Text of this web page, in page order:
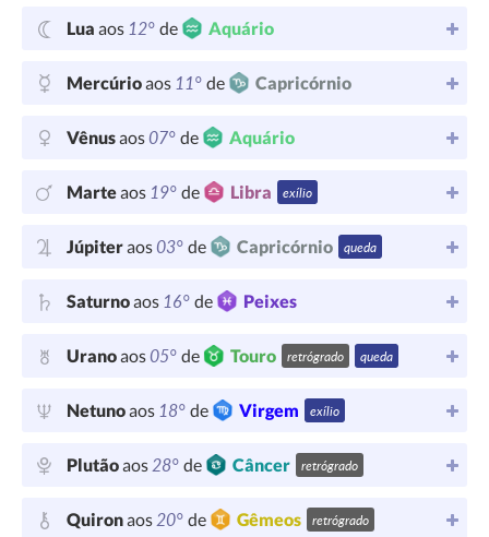
Lua aos 12° de Aquário
Mercúrioaos 11° de Capricórnio
Vênusaos07° de Aquário
Marteaos 19° de Libra exílio
Júpiteraos03° de Capricórnio queda
Saturnoaos 16° de Peixes
Uranoaos05° de Touro retrógrado queda
Netunoaos 18° de Virgem exílio
Plutãoaos28° de Câncer retrógrado
Quironaos20° de Gêmeos retrógrado